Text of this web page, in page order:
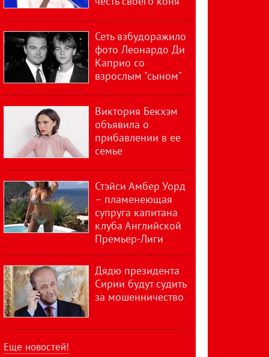
Сеть взбудоражило
фото Леонардо Ди
Каприо со
взрослым "сыном"
Виктория Бекхэм
объявила о
прибавлении в ее
семье
Стэйси Амбер Уорд
– пламенеющая
супруга капитана
клуба Английской
Премьер-Лиги
Дядю президента
Сирии будут судить
за мошенничество
Еще новостей!